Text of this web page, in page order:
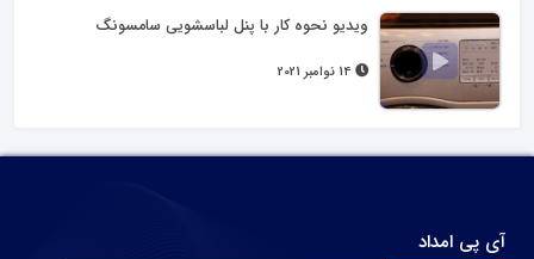
ویدیو نحوه کار با پنل لباسشویی سامسونگ
آی پی امداد